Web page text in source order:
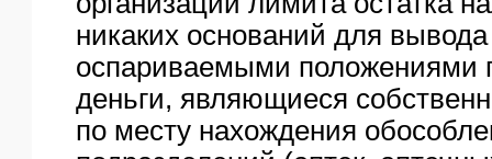
никаких оснований для
оспариваемыми положениями
деньги, являющиеся
по месту нахождения